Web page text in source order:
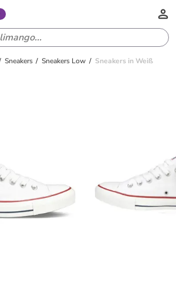
Sneakers Sneakers Low Sneakers in Weiß